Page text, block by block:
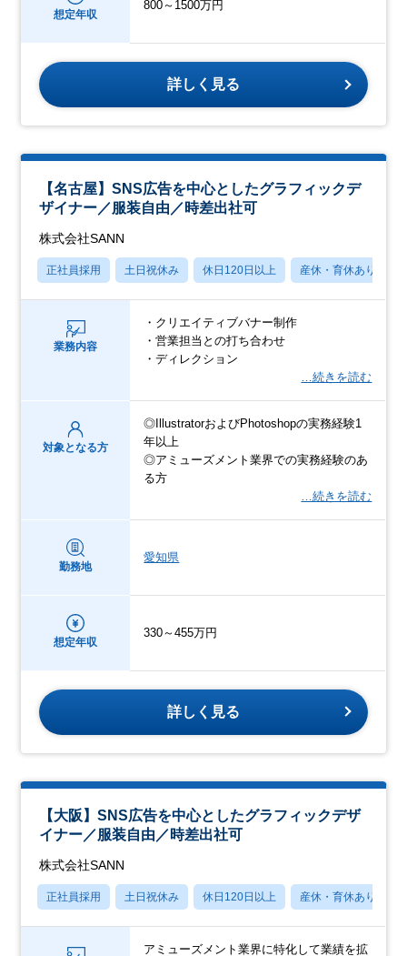
想定年収
800～1500万円
詳しく見る
【名古屋】SNS広告を中心としたグラフィックデ
ザイナー／服装自由／時差出社可
株式会社SANN
正社員採用 土日祝休み 休日120日以上 産休・育休あり
業務内容
・クリエイティブバナー制作
・営業担当との打ち合わせ
・ディレクション
…続きを読む
対象となる方
◎IllustratorおよびPhotoshopの実務経験1
年以上
◎アミューズメント業界での実務経験のあ
る方
…続きを読む
勤務地
愛知県
想定年収
330～455万円
詳しく見る
【大阪】SNS広告を中心としたグラフィックデザ
イナー／服装自由／時差出社可
株式会社SANN
正社員採用 土日祝休み 休日120日以上 産休・育休あり
アミューズメント業界に特化して業績を拡